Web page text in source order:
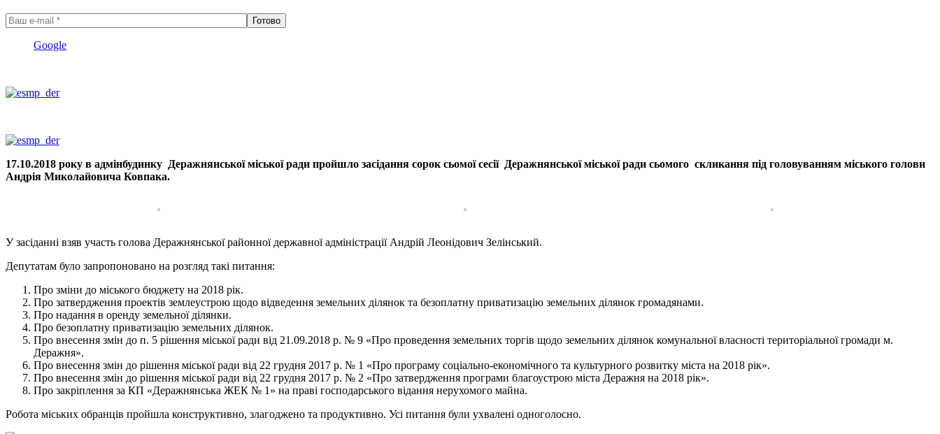
Google
17.10.2018 року в адмінбудинку Деражнянської міської ради пройшло засідання сорок сьомої сесії Деражнянської міської ради сьомого скликання під головуванням міського голови
Андрія Миколайовича Ковпака.
У засіданні взяв участь голова Деражнянської районної державної адміністрації Андрій Леонідович Зелінський.
Депутатам було запропоновано на розгляд такі питання:
Про зміни до міського бюджету на 2018 рiк.
Про затвердження проектів землеустрою щодо відведення земельних ділянок та безоплатну приватизацію земельних ділянок громадянами.
Про надання в оренду земельної ділянки.
Про безоплатну приватизацію земельних ділянок.
Про внесення змін до п. 5 рішення міської ради від 21.09.2018 р. № 9 «Про проведення земельних торгів щодо земельних ділянок комунальної власності територіальної громади м.
Деражня».
Про внесення змін до рішення міської ради від 22 грудня 2017 р. № 1 «Про програму соціально-економічного та культурного розвитку міста на 2018 рік».
Про внесення змін до рішення міської ради від 22 грудня 2017 р. № 2 «Про затвердження програми благоустрою міста Деражня на 2018 рік».
Про закріплення за КП «Деражнянська ЖЕК № 1» на праві господарського відання нерухомого майна.
Робота міських обранців пройшла конструктивно, злагоджено та продуктивно. Усі питання були ухвалені одноголосно.